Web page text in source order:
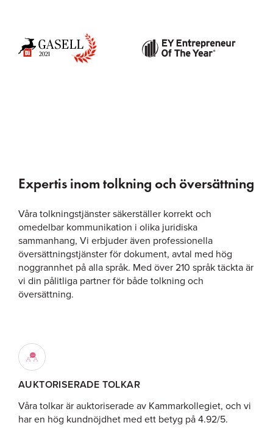
Expertis inom tolkning och översättning
Våra tolkningstjänster säkerställer korrekt och
omedelbar kommunikation i olika juridiska
sammanhang, Vi erbjuder även professionella
översättningstjänster för dokument, avtal med hög
noggrannhet på alla språk. Med över 210 språk täckta är
vi din pålitliga partner för både tolkning och
översättning.
AUKTORISERADE TOLKAR
Våra tolkar är auktoriserade av Kammarkollegiet, och vi
har en hög kundnöjdhet med ett betyg på 4.92/5.